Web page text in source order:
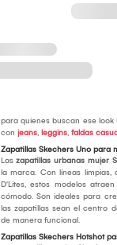
para quienes buscan ese
con jeans, leggins, faldas
Zapatillas Skechers Uno para
Las zapatillas urbanas mujer
la marca. Con líneas
D'Lites, estos modelos
cómodo. Son ideales para
las zapatillas sean el centro
de manera funcional.
Zapatillas Skechers Hotshot